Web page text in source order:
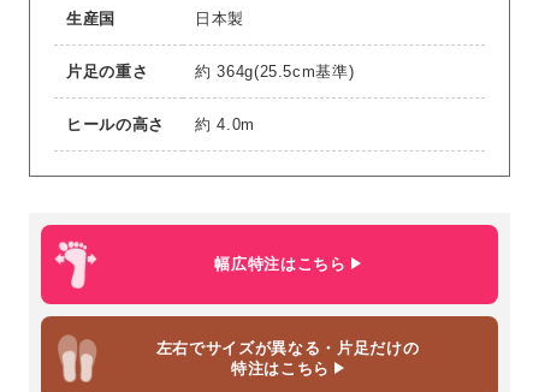
生産国 日本製
片足の重さ 約 364g(25.5cm基準)
ヒールの高さ 約 4.0m
幅広特注はこちら
左右でサイズが異なる・片足だけの
特注はこちら